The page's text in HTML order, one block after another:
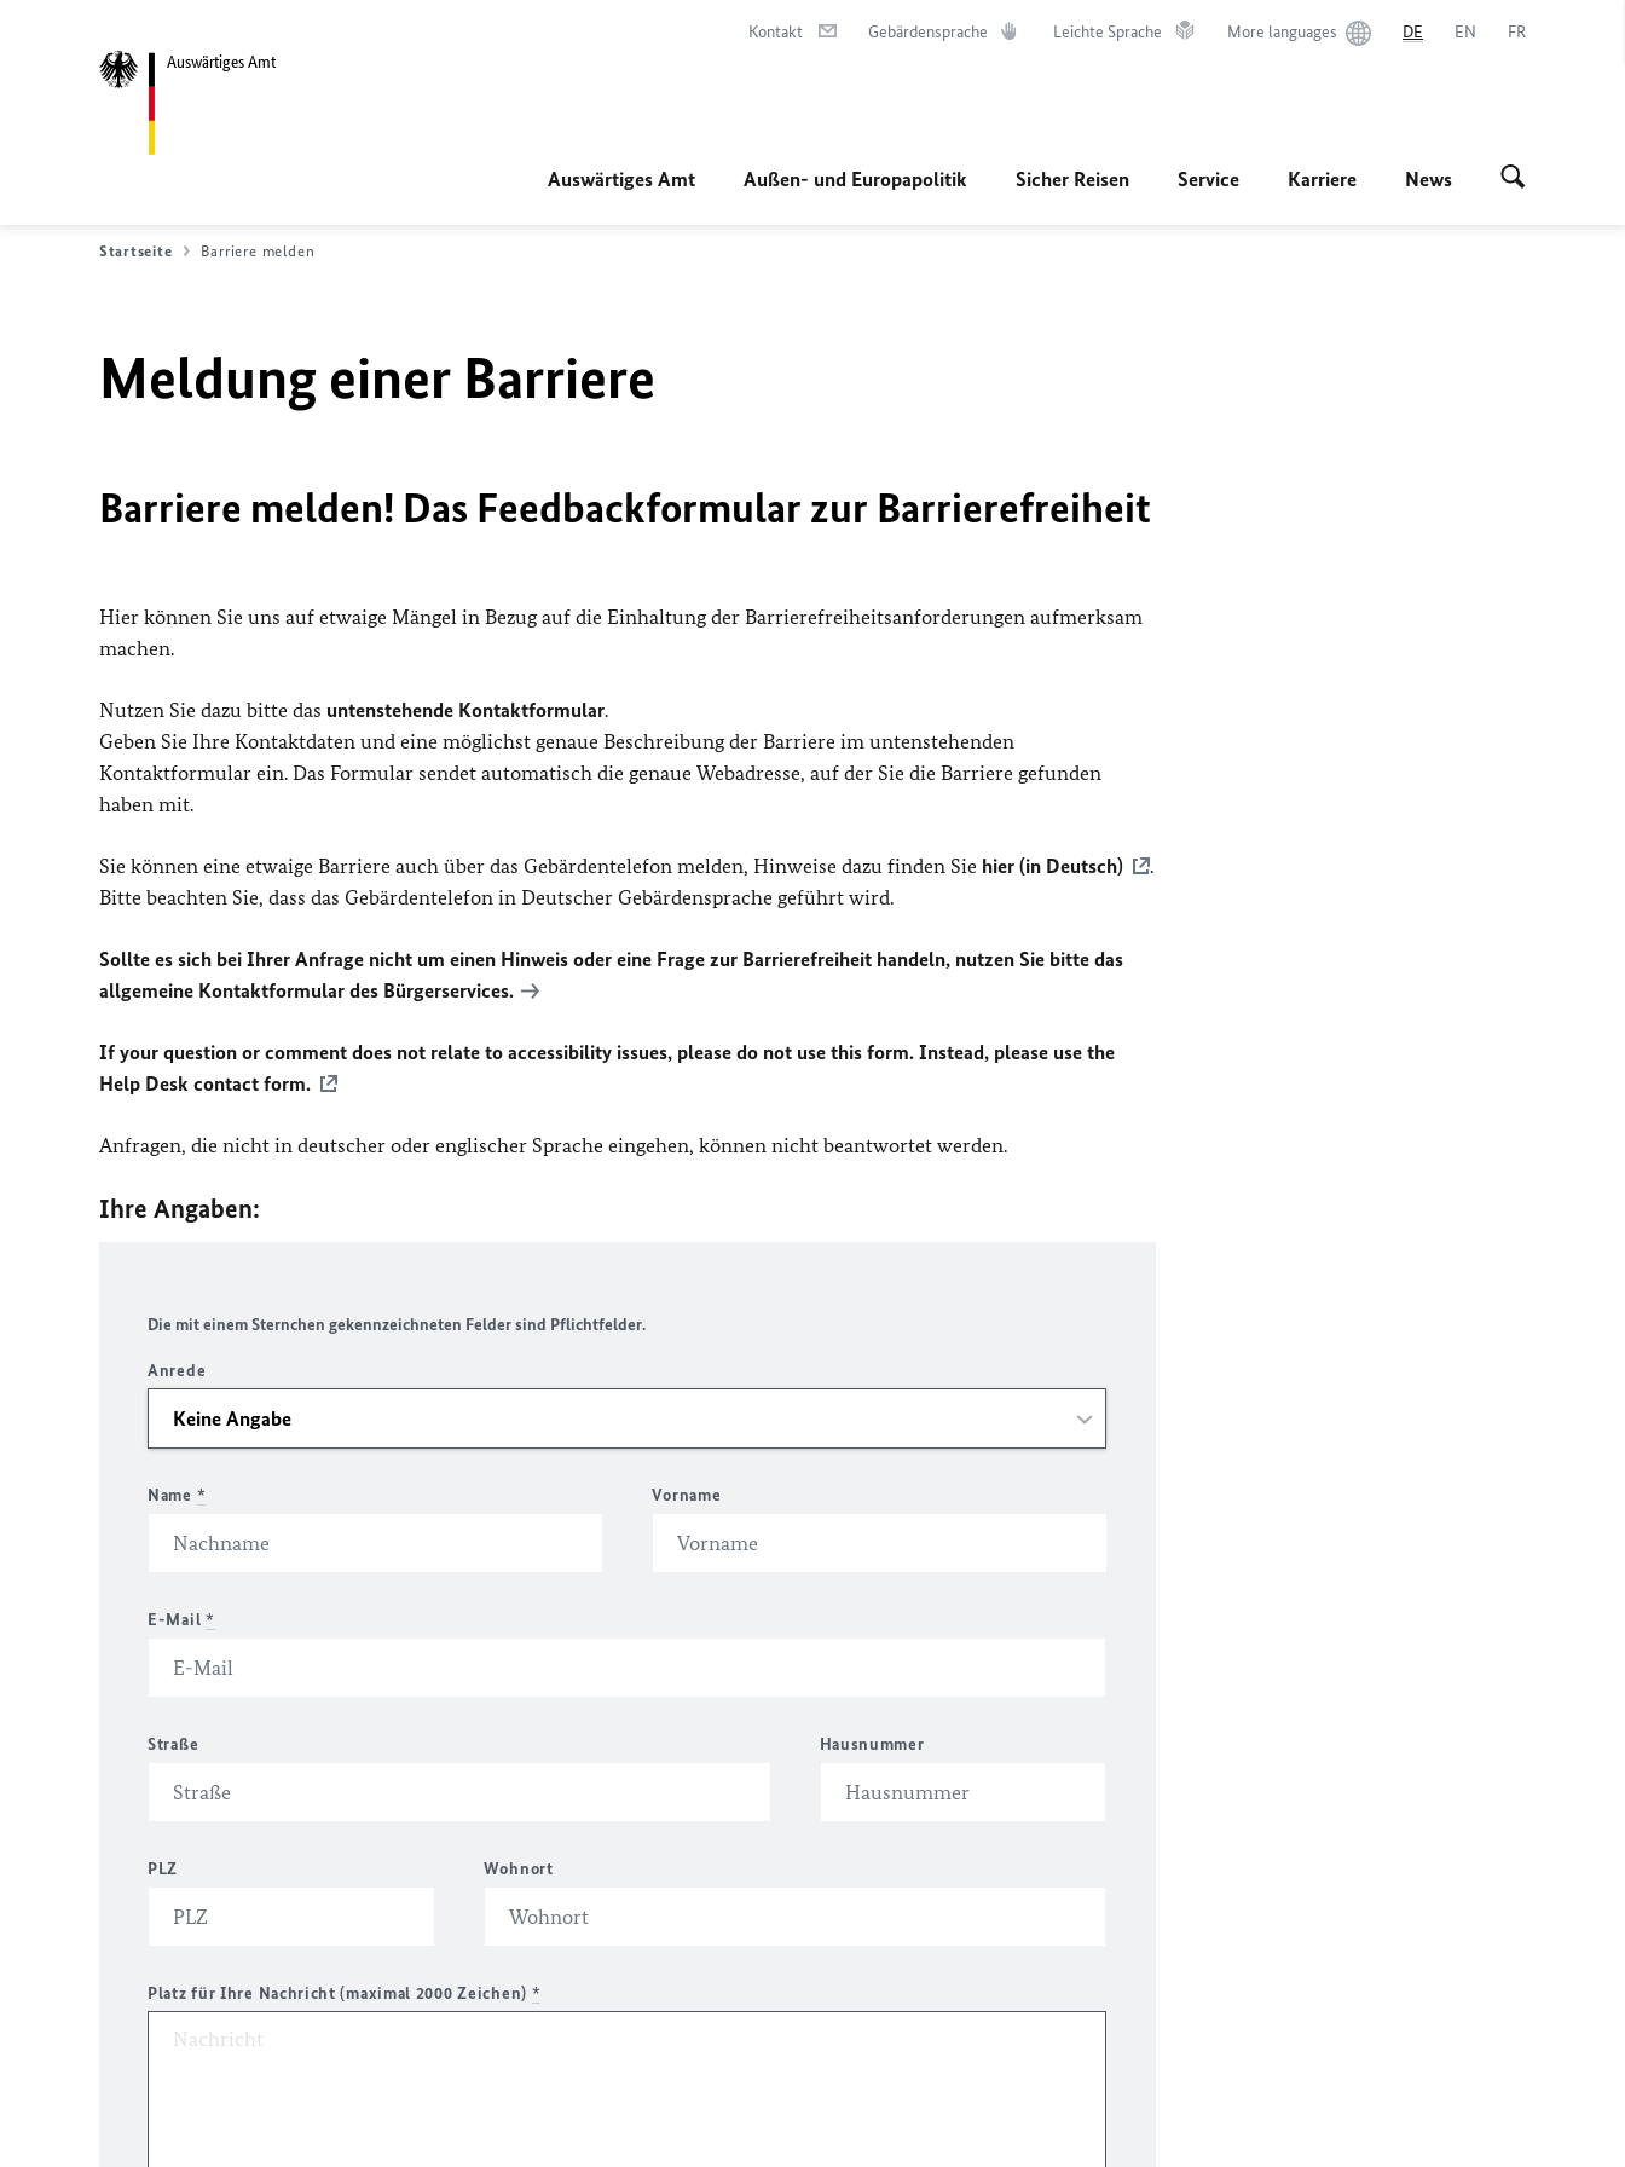
Auswärtiges Amt
Kontakt Gebärdensprache Leichte Sprache More languages DE EN FR
Auswärtiges Amt Außen- und Europapolitik Sicher Reisen Service Karriere News
Startseite Barriere melden
Meldung einer Barriere
Barriere melden! Das Feedbackformular zur Barrierefreiheit
Hier können Sie uns auf etwaige Mängel in Bezug auf die Einhaltung der Barrierefreiheitsanforderungen aufmerksam
machen.
Nutzen Sie dazu bitte das untenstehende Kontaktformular.
Geben Sie Ihre Kontaktdaten und eine möglichst genaue Beschreibung der Barriere im untenstehenden
Kontaktformular ein. Das Formular sendet automatisch die genaue Webadresse, auf der Sie die Barriere gefunden
haben mit.
Sie können eine etwaige Barriere auch über das Gebärdentelefon melden, Hinweise dazu finden Sie hier (in Deutsch)
.
Bitte beachten Sie, dass das Gebärdentelefon in Deutscher Gebärdensprache geführt wird.
Sollte es sich bei Ihrer Anfrage nicht um einen Hinweis oder eine Frage zur Barrierefreiheit handeln, nutzen Sie bitte das
allgemeine Kontaktformular des Bürgerservices.
If your question or comment does not relate to accessibility issues, please do not use this form. Instead, please use the
Help Desk contact form.
Anfragen, die nicht in deutscher oder englischer Sprache eingehen, können nicht beantwortet werden.
Ihre Angaben:
Die mit einem Sternchen gekennzeichneten Felder sind Pflichtfelder.
Anrede
Name * Vorname
E-Mail *
Straße Hausnummer
PLZ Wohnort
Platz für Ihre Nachricht (maximal 2000 Zeichen) *